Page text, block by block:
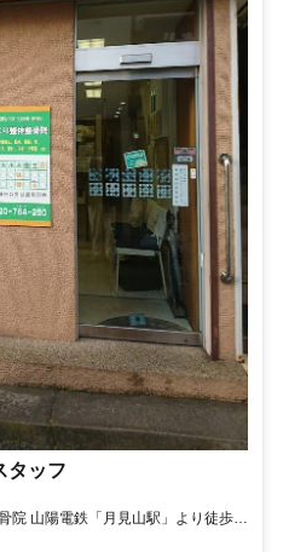
タッフ
院 山陽電鉄「月見山駅」より徒歩1